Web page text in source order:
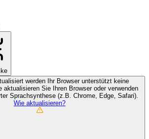
werden
Ihr Browser unterstützt keine
aktualisieren Sie Ihren Browser oder verwenden
Sprachsynthese (z.B. Chrome, Edge, Safari).
Wie aktualisieren?